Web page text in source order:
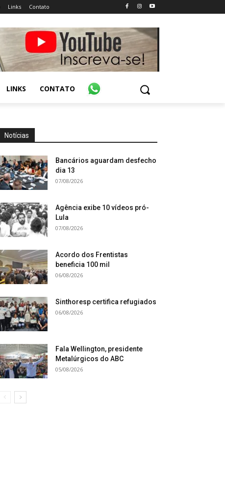
Links Contato
LINKS CONTATO
Notícias
Bancários aguardam desfecho
dia 13
07/08/2026
Agência exibe 10 vídeos pró-
Lula
07/08/2026
Acordo dos Frentistas
beneficia 100 mil
06/08/2026
Sinthoresp certifica refugiados
06/08/2026
Fala Wellington, presidente
Metalúrgicos do ABC
05/08/2026